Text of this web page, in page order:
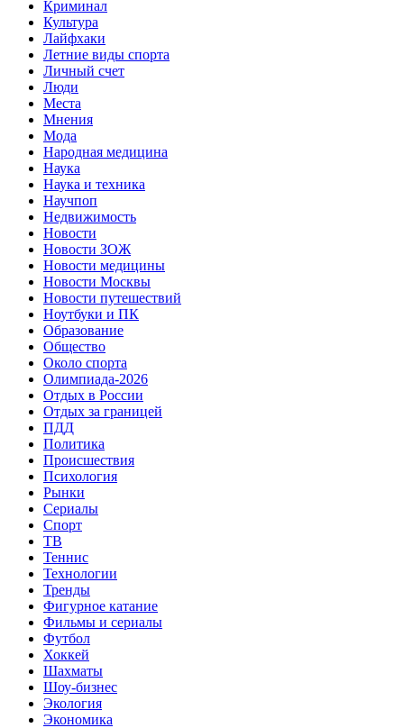
Криминал
Культура
Лайфхаки
Летние виды спорта
Личный счет
Люди
Места
Мнения
Мода
Народная медицина
Наука
Наука и техника
Научпоп
Недвижимость
Новости
Новости ЗОЖ
Новости медицины
Новости Москвы
Новости путешествий
Ноутбуки и ПК
Образование
Общество
Около спорта
Олимпиада-2026
Отдых в России
Отдых за границей
ПДД
Политика
Происшествия
Психология
Рынки
Сериалы
Спорт
ТВ
Теннис
Технологии
Тренды
Фигурное катание
Фильмы и сериалы
Футбол
Хоккей
Шахматы
Шоу-бизнес
Экология
Экономика